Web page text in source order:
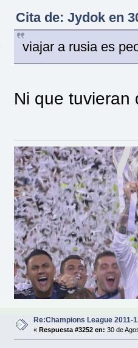
Cita de: Jydok en
viajar a rusia es
Ni que tuvieran
Re:Champions League 2011-
« Respuesta #3252 en: 30 de